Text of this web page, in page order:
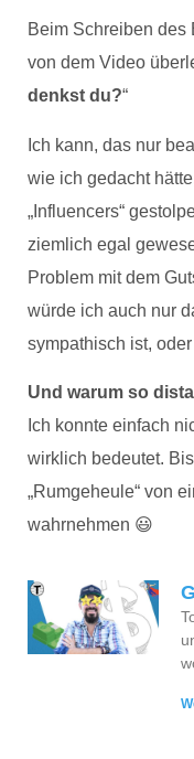
Beim Schreiben des
von dem Video
denkst du?“
Ich kann, das nur
wie ich gedacht
„Influencers“
ziemlich egal
Problem mit dem
würde ich auch nur
sympathisch ist,
Und warum so
Ich konnte einfach
wirklich bedeutet.
„Rumgeheule“ von
wahrnehmen 😃